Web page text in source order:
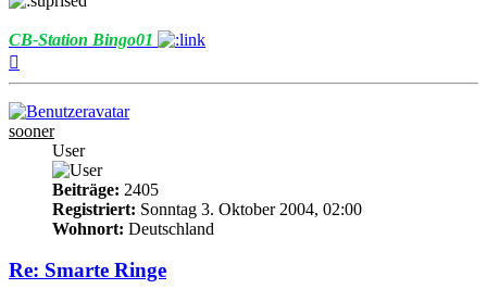
CB-Station Bingo01
sooner
User
Beiträge: 2405
Registriert: Sonntag 3. Oktober 2004, 02:00
Wohnort: Deutschland
Re: Smarte Ringe